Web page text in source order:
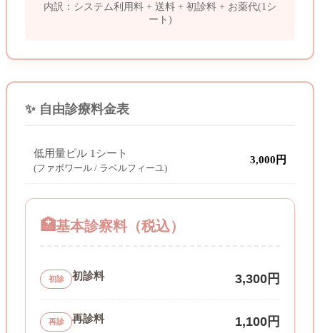
内訳：システム利用料 + 送料 + 初診料 + お薬代(1シ
ート)
✨ 自由診療料金表
低用量ピル 1シート
(ファボワール / ラベルフィーユ)
3,000円
🏥基本診察料（税込）
初診 初診料 3,300円
再診 再診料 1,100円